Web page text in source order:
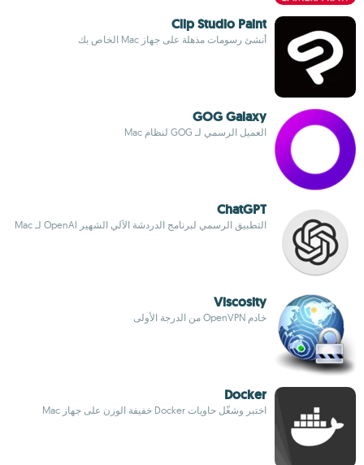
Clip Studio Paint
أنشئ رسومات مذهلة على جهاز Mac الخاص بك
GOG Galaxy
العميل الرسمي لـ GOG لنظام Mac
ChatGPT
التطبيق الرسمي لبرنامج الدردشة الآلي الشهير OpenAI لـ Mac
Viscosity
خادم OpenVPN من الدرجة الأولى
Docker
اختبر وشغّل حاويات Docker خفيفة الوزن على جهاز Mac